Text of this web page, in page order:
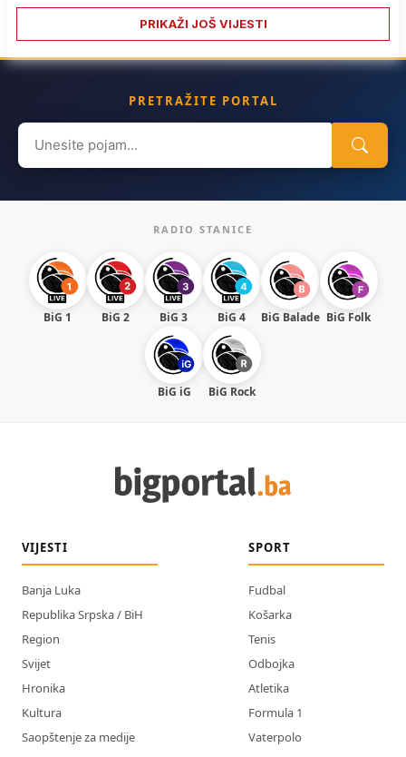
PRIKAŽI JOŠ VIJESTI
PRETRAŽITE PORTAL
Search
for:
RADIO STANICE
BiG 1 BiG 2 BiG 3 BiG 4 BiG Balade BiG Folk
BiG iG BiG Rock
VIJESTI
Banja Luka
Republika Srpska / BiH
Region
Svijet
Hronika
Kultura
Saopštenje za medije
SPORT
Fudbal
Košarka
Tenis
Odbojka
Atletika
Formula 1
Vaterpolo